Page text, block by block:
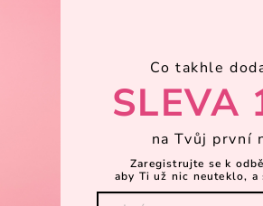
Co takhle
SLEVA
na Tvůj první
Zaregistrujte se k
aby Ti už nic neuteklo, a